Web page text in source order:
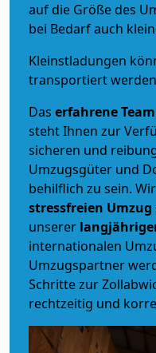
auf die Größe des
bei Bedarf auch
Kleinstladungen
transportiert
Das erfahrene Team
steht Ihnen zur
sicheren und
Umzugsgüter und
behilflich zu sein.
stressfreien Umzug
unserer
internationalen
Umzugspartner
Schritte zur
rechtzeitig und